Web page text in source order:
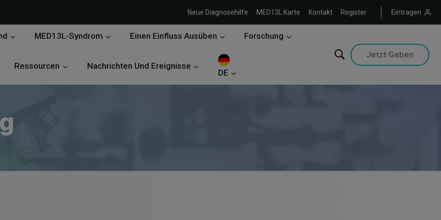
Neue Diagnosehilfe MED13L Karte Kontakt Register Eintragen
MED13L-Syndrom Einen Einfluss Ausüben Forschung
Ressourcen Nachrichten Und Ereignisse
DE
Jetzt Geben